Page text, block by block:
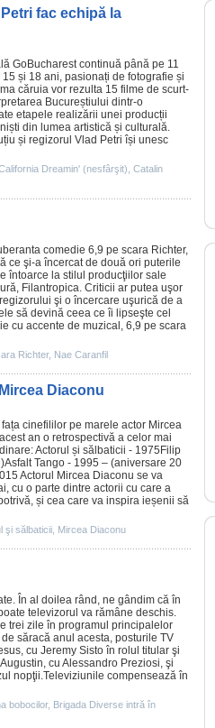
fac echipă la
GoBucharest continuă până pe 11
și 18 ani, pasionați de fotografie și
căruia vor rezulta 15 filme de scurt-
Bucureștiului dintr-o
etapele realizării unei producții
din lumea artistică și culturală.
și regizorul Vlad Petri își unesc
Dreamin' (nesfârşit) Catalin
comedie 6,9 pe scara Richter,
ce şi-a încercat de două ori puterile
întoarce la stilul producţiilor sale
Filantropica. Criticii ar putea uşor
şi o încercare uşurică de a
să devină ceea ce îi lipseşte cel
cu accente de muzical, 6,9 pe scara
Richter, Nae Caranfil
Diaconu
cinefililor pe marele actor Mircea
an o retrospectivă a celor mai
Actorul și sălbaticii - 1975 Filip
Asfalt Tango - 1995 – (aniversare 20
Actorul Mircea Diaconu se va
cu o parte dintre actorii cu care a
și cea care va inspira ieșenii să
şi sălbaticii Mircea Diaconu
În al doilea rând, ne gândim că în
televizorul va rămâne deschis.
trei zile în programul principalelor
săracă anul acesta, posturile TV
cu Jeremy Sisto în rolul titular şi
cu Alessandro Preziosi, şi
nopţii.Televiziunile compensează în
bobocilor, Brigada Diverse intră în